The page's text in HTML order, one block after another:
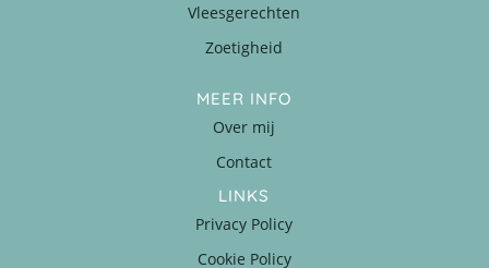
Vleesgerechten
Zoetigheid
MEER INFO
Over mij
Contact
LINKS
Privacy Policy
Cookie Policy